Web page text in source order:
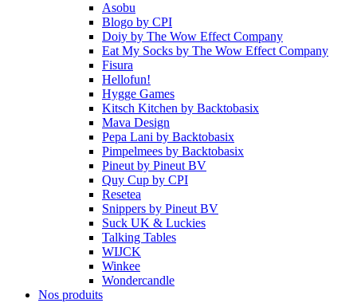
Asobu
Blogo by CPI
Doiy by The Wow Effect Company
Eat My Socks by The Wow Effect Company
Fisura
Hellofun!
Hygge Games
Kitsch Kitchen by Backtobasix
Mava Design
Pepa Lani by Backtobasix
Pimpelmees by Backtobasix
Pineut by Pineut BV
Quy Cup by CPI
Resetea
Snippers by Pineut BV
Suck UK & Luckies
Talking Tables
WIJCK
Winkee
Wondercandle
Nos produits